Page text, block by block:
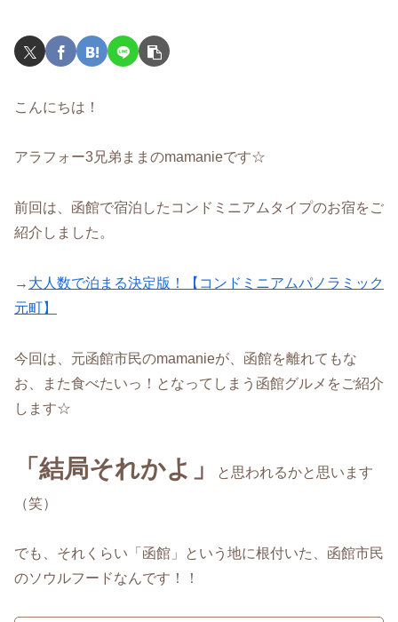
こんにちは！
アラフォー3兄弟ままのmamanieです☆
前回は、函館で宿泊したコンドミニアムタイプのお宿をご
紹介しました。
→ 大人数で泊まる決定版！【コンドミニアムパノラミック
元町】
今回は、元函館市民のmamanieが、函館を離れてもな
お、また食べたいっ！となってしまう函館グルメをご紹介
します☆
「結局それかよ」 と思われるかと思います
（笑）
でも、それくらい「函館」という地に根付いた、函館市民
のソウルフードなんです！！